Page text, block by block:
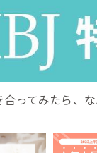
合ってみたら、